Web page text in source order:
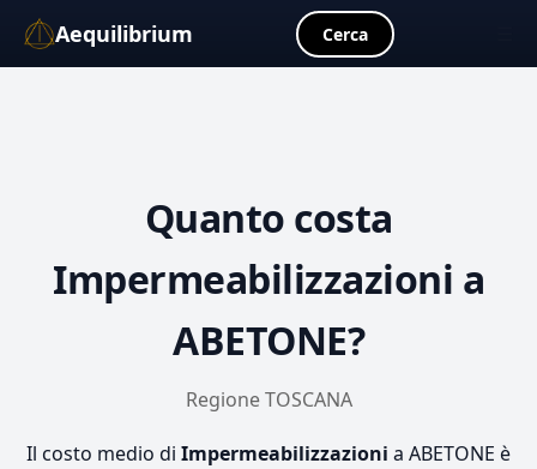
Aequilibrium Cerca
Quanto costa
Impermeabilizzazioni a
ABETONE?
Regione TOSCANA
Il costo medio di Impermeabilizzazioni a ABETONE è